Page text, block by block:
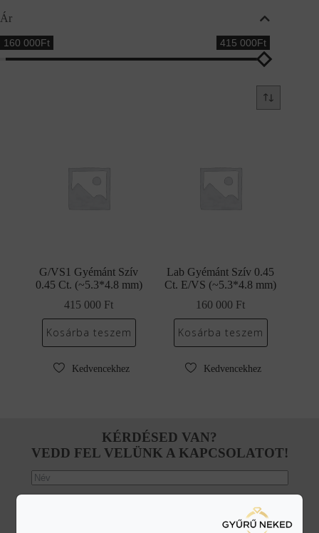
Ár
160 000Ft 415 000Ft
G/VS1 Gyémánt Szív
0.45 Ct. (~5.3*4.8 mm)
415 000 Ft
Kosárba teszem
Kedvencekhez
Lab Gyémánt Szív 0.45
Ct. E/VS (~5.3*4.8 mm)
160 000 Ft
Kosárba teszem
Kedvencekhez
KÉRDÉSED VAN?
VEDD FEL VELÜNK A KAPCSOLATOT!